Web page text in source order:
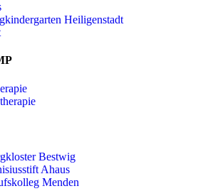
Heiligenstadt
Bestwig
Ahaus
Menden